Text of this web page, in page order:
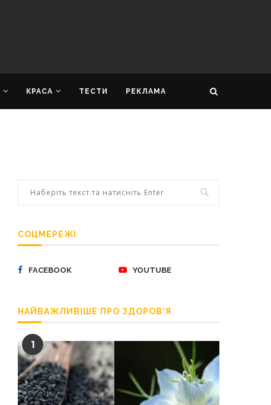
КРАСА ТЕСТИ РЕКЛАМА
СОЦМЕРЕЖІ
FACEBOOK YOUTUBE
НАЙВАЖЛИВІШЕ ПРО ЗДОРОВ’Я
1